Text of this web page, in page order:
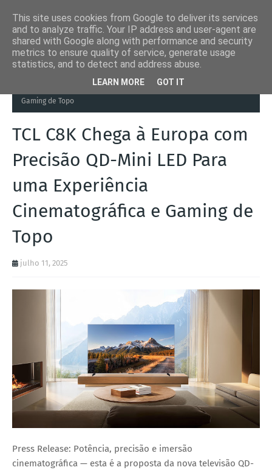
Entretenimento
TCL C8K Chega à Europa com
Gaming de Topo
TCL C8K Chega à Europa com
Precisão QD-Mini LED Para
uma Experiência
Cinematográfica e Gaming de
Topo
julho 11, 2025
Press Release: Potência, precisão e imersão
cinematográfica — esta é a proposta da nova televisão QD-
This site uses cookies from Google to deliver its services
and to analyze traffic. Your IP address and user-agent are
shared with Google along with performance and security
metrics to ensure quality of service, generate usage
statistics, and to detect and address abuse.
LEARN MORE GOT IT